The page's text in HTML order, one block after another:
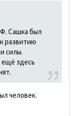
Сашка был
развитию
силы.
ещё здесь
человек.